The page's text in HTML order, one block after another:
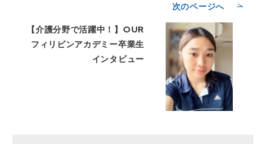
次のページへ
【介護分野で活躍中！】OUR
フィリピンアカデミー卒業生
インタビュー